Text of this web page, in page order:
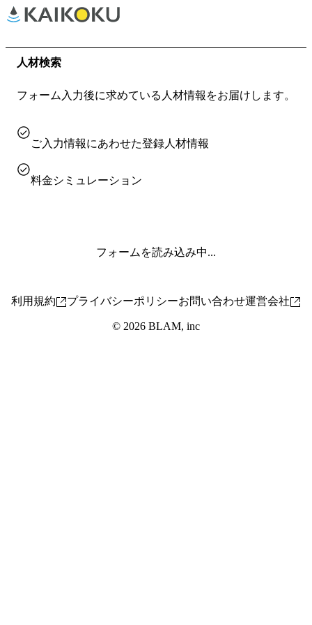
人材検索
フォーム入力後に求めている人材情報をお届けします。
ご入力情報にあわせた登録人材情報
料金シミュレーション
フォームを読み込み中...
利用規約 プライバシーポリシーお問い合わせ運営会社
© 2026 BLAM, inc